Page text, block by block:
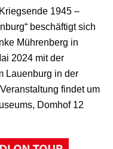
1945 –
beschäftigt sich
Mührenberg in
2024 mit der
Lauenburg in der
findet um
Domhof 12